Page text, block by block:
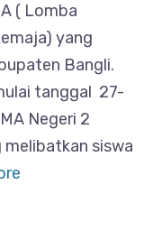
( Lomba
yang
Bangli.
tanggal 27-
Negeri 2
melibatkan siswa